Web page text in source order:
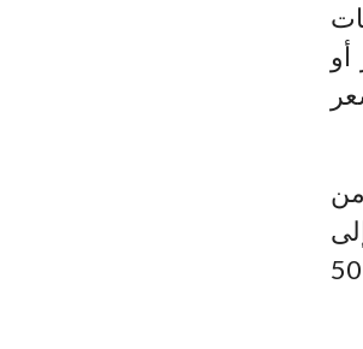
أو
إلى
الوقت المحدد لتسلم جواز السفر بسبب ظروف معينة، فسيكون على المواطن دفع 50